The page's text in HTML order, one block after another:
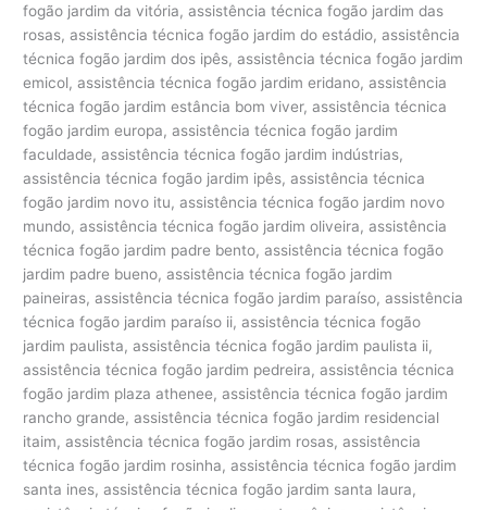
fogão jardim da vitória, assistência técnica fogão jardim das
rosas, assistência técnica fogão jardim do estádio, assistência
técnica fogão jardim dos ipês, assistência técnica fogão jardim
emicol, assistência técnica fogão jardim eridano, assistência
técnica fogão jardim estância bom viver, assistência técnica
fogão jardim europa, assistência técnica fogão jardim
faculdade, assistência técnica fogão jardim indústrias,
assistência técnica fogão jardim ipês, assistência técnica
fogão jardim novo itu, assistência técnica fogão jardim novo
mundo, assistência técnica fogão jardim oliveira, assistência
técnica fogão jardim padre bento, assistência técnica fogão
jardim padre bueno, assistência técnica fogão jardim
paineiras, assistência técnica fogão jardim paraíso, assistência
técnica fogão jardim paraíso ii, assistência técnica fogão
jardim paulista, assistência técnica fogão jardim paulista ii,
assistência técnica fogão jardim pedreira, assistência técnica
fogão jardim plaza athenee, assistência técnica fogão jardim
rancho grande, assistência técnica fogão jardim residencial
itaim, assistência técnica fogão jardim rosas, assistência
técnica fogão jardim rosinha, assistência técnica fogão jardim
santa ines, assistência técnica fogão jardim santa laura,